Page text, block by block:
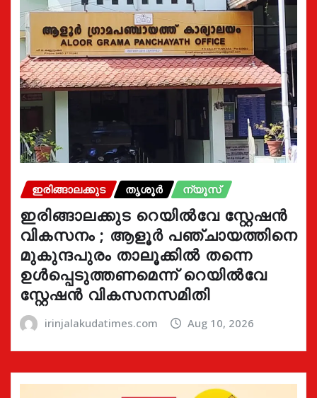
ഇരിങ്ങാലക്കുട തൃശൂർ ന്യൂസ്
ഇരിങ്ങാലക്കുട റെയിൽവേ സ്റ്റേഷൻ
വികസനം ; ആളൂർ പഞ്ചായത്തിനെ
മുകുന്ദപുരം താലൂക്കിൽ തന്നെ
ഉൾപ്പെടുത്തണമെന്ന് റെയിൽവേ
സ്റ്റേഷൻ വികസനസമിതി
irinjalakudatimes.com Aug 10, 2026